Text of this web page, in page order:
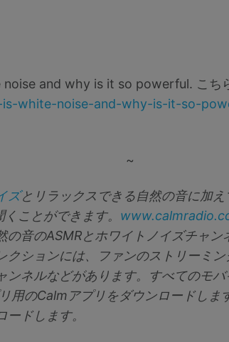
and why is it so powerful. こち
white-noise-and-why-is-it-so-
~
ズとリラックスできる自然の音に加
ことができます。
の音のASMRとホワイトノイズチャ
クションには、ファンのストリーミ
ンネルなどがあります。すべてのモ
用のCalmアプリをダウンロードし
ドします。